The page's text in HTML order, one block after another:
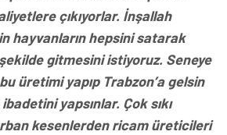
çıkıyorlar. İnşallah
hayvanların hepsini satarak
gitmesini istiyoruz. Seneye
üretimi yapıp Trabzon’a gelsin
yapsınlar. Çok sıkı
kesenlerden ricam üreticileri